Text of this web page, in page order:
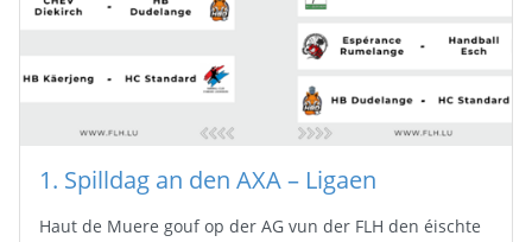
1. Spilldag an den AXA – Ligaen
Haut de Muere gouf op der AG vun der FLH den éischte